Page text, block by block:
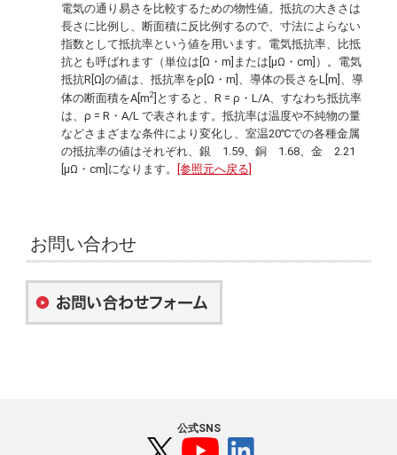
電気の通り易さを比較するための物性値。抵抗の大きさは
長さに比例し、断面積に反比例するので、寸法によらない
指数として抵抗率という値を用います。電気抵抗率、比抵
抗とも呼ばれます（単位は[Ω・m]または[μΩ・cm]）。電気
抵抗R[Ω]の値は、抵抗率をρ[Ω・m]、導体の長さをL[m]、導
体の断面積をA[m2 ]とすると、R = ρ・L/A、すなわち抵抗率
は、ρ = R・A/L で表されます。抵抗率は温度や不純物の量
などさまざまな条件により変化し、室温20℃での各種金属
の抵抗率の値はそれぞれ、銀 1.59、銅 1.68、金 2.21
[μΩ・cm]になります。
[参照元へ戻る]
お問い合わせ
公式SNS